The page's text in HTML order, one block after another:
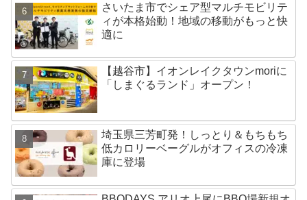
さいたま市でシェア型マルチモビリテ
ィが本格始動！地域の移動がもっと快
適に
【越谷市】イオンレイクタウンmoriに
「しまぐるランド」オープン！
埼玉県三芳町発！しっとり＆もちもち
低カロリーベーグルがオフィスの冷凍
庫に登場